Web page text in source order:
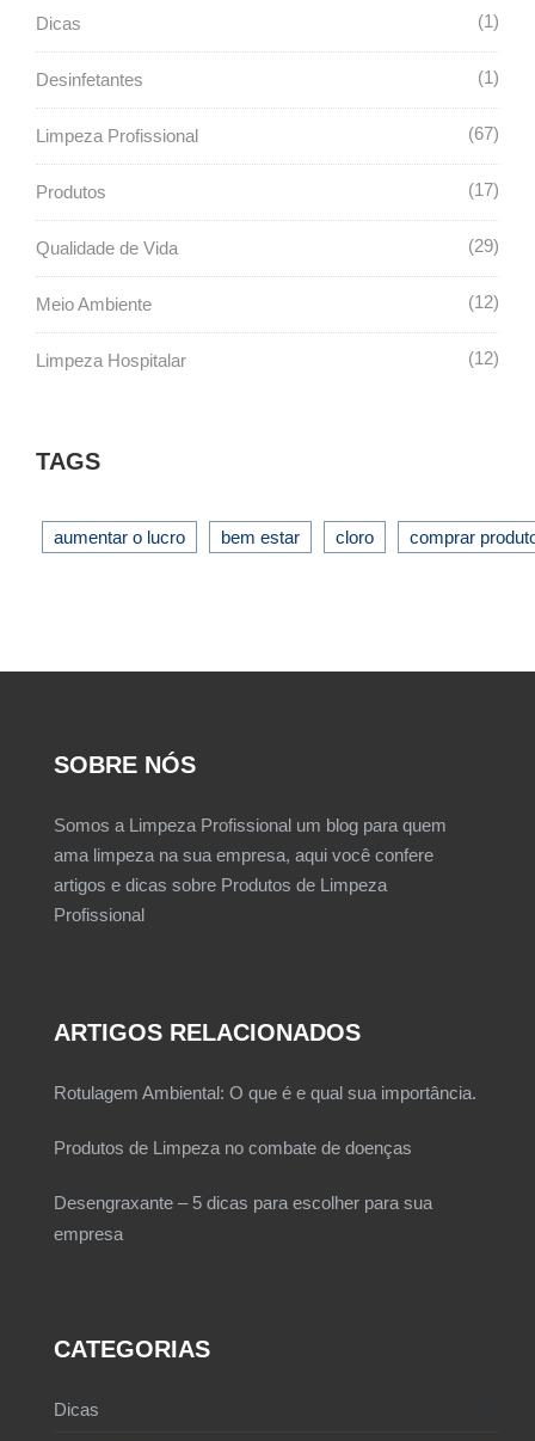
Dicas 1
Desinfetantes 1
Limpeza Profissional 67
Produtos 17
Qualidade de Vida 29
Meio Ambiente 12
Limpeza Hospitalar 12
TAGS
aumentar o lucro bem estar cloro comprar
SOBRE NÓS
Somos a Limpeza Profissional um blog para quem
ama limpeza na sua empresa, aqui você confere
artigos e dicas sobre Produtos de Limpeza
Profissional
ARTIGOS RELACIONADOS
Rotulagem Ambiental: O que é e qual sua importância.
Produtos de Limpeza no combate de doenças
Desengraxante – 5 dicas para escolher para sua
empresa
CATEGORIAS
Dicas